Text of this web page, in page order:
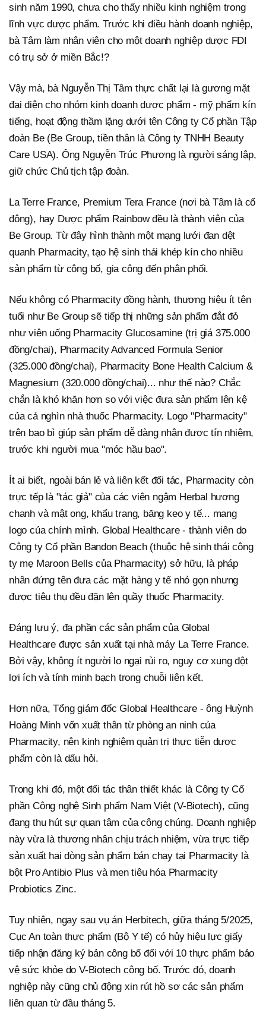
sinh năm 1990, chưa cho thấy nhiều kinh nghiệm trong
lĩnh vực dược phẩm. Trước khi điều hành doanh nghiệp,
bà Tâm làm nhân viên cho một doanh nghiệp dược FDI
có trụ sở ở miền Bắc!?
Vậy mà, bà Nguyễn Thị Tâm thực chất lại là gương mặt
đại diện cho nhóm kinh doanh dược phẩm - mỹ phẩm kín
tiếng, hoạt động thầm lặng dưới tên Công ty Cổ phần Tập
đoàn Be (Be Group, tiền thân là Công ty TNHH Beauty
Care USA). Ông Nguyễn Trúc Phương là người sáng lập,
giữ chức Chủ tịch tập đoàn.
La Terre France, Premium Tera France (nơi bà Tâm là cổ
đông), hay Dược phẩm Rainbow đều là thành viên của
Be Group. Từ đây hình thành một mạng lưới đan dệt
quanh Pharmacity, tạo hệ sinh thái khép kín cho nhiều
sản phẩm từ công bố, gia công đến phân phối.
Nếu không có Pharmacity đồng hành, thương hiệu ít tên
tuổi như Be Group sẽ tiếp thị những sản phẩm đắt đỏ
như viên uống Pharmacity Glucosamine (trị giá 375.000
đồng/chai), Pharmacity Advanced Formula Senior
(325.000 đồng/chai), Pharmacity Bone Health Calcium &
Magnesium (320.000 đồng/chai)... như thế nào? Chắc
chắn là khó khăn hơn so với việc đưa sản phẩm lên kệ
của cả nghìn nhà thuốc Pharmacity. Logo "Pharmacity"
trên bao bì giúp sản phẩm dễ dàng nhận được tín nhiệm,
trước khi người mua "móc hầu bao".
Ít ai biết, ngoài bán lẻ và liên kết đối tác, Pharmacity còn
trực tếp là "tác giả" của các viên ngậm Herbal hương
chanh và mật ong, khẩu trang, băng keo y tế... mang
logo của chính mình. Global Healthcare - thành viên do
Công ty Cổ phần Bandon Beach (thuộc hệ sinh thái công
ty mẹ Maroon Bells của Pharmacity) sở hữu, là pháp
nhân đứng tên đưa các mặt hàng y tế nhỏ gọn nhưng
được tiêu thụ đều đặn lên quầy thuốc Pharmacity.
Đáng lưu ý, đa phần các sản phẩm của Global
Healthcare được sản xuất tại nhà máy La Terre France.
Bởi vậy, không ít người lo ngại rủi ro, nguy cơ xung đột
lợi ích và tính minh bạch trong chuỗi liên kết.
Hơn nữa, Tổng giám đốc Global Healthcare - ông Huỳnh
Hoàng Minh vốn xuất thân từ phòng an ninh của
Pharmacity, nên kinh nghiệm quản trị thực tiễn dược
phẩm còn là dấu hỏi.
Trong khi đó, một đối tác thân thiết khác là Công ty Cổ
phần Công nghệ Sinh phẩm Nam Việt (V-Biotech), cũng
đang thu hút sự quan tâm của công chúng. Doanh nghiệp
này vừa là thương nhân chịu trách nhiệm, vừa trực tiếp
sản xuất hai dòng sản phẩm bán chạy tại Pharmacity là
bột Pro Antibio Plus và men tiêu hóa Pharmacity
Probiotics Zinc.
Tuy nhiên, ngay sau vụ án Herbitech, giữa tháng 5/2025,
Cục An toàn thực phẩm (Bộ Y tế) có hủy hiệu lực giấy
tiếp nhận đăng ký bản công bố đối với 10 thực phẩm bảo
vệ sức khỏe do V-Biotech công bố. Trước đó, doanh
nghiệp này cũng chủ động xin rút hồ sơ các sản phẩm
liên quan từ đầu tháng 5.